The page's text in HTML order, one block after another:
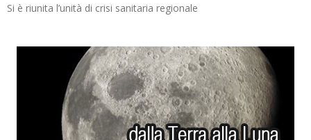
Si è riunita l’unità di crisi sanitaria regionale